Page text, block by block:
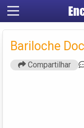
Bariloche
Compartilhar